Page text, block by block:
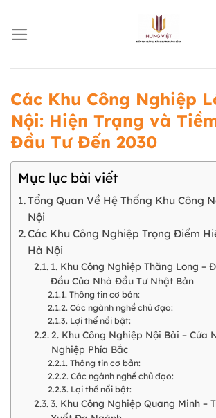
đến
nội
Các Khu Công Nghiệp
Nội: Hiện Trạng và
Đầu Tư Đến 2030
Mục lục bài viết
Tổng Quan Về Hệ Thống Khu Công
Nội
Các Khu Công Nghiệp Trọng Điểm
Hà Nội
1. Khu Công Nghiệp Thăng Long –
Đầu Của Nhà Đầu Tư Nhật Bản
Thông tin cơ bản:
Các ngành nghề chủ đạo:
Lợi thế nổi bật:
2. Khu Công Nghiệp Nội Bài – Cửa
Nghiệp Phía Bắc
Thông tin cơ bản:
Các ngành nghề chủ đạo:
Lợi thế nổi bật:
3. Khu Công Nghiệp Quang Minh –